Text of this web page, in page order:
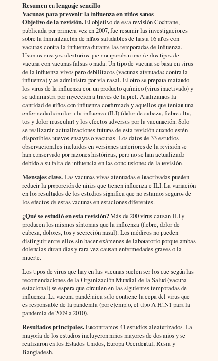
Resumen en lenguaje sencillo
Vacunas para prevenir la influenza en niños sanos
Objetivo de la revisión.El objetivo de esta revisión Cochrane,
publicada por primera vez en 2007, fue resumir las investigaciones
sobre la inmunización de niños saludables de hasta 16 años con
vacunas contra la influenza durante las temporadas de influenza.
Usamos ensayos aleatorios que comparaban uno de dos tipos de
vacuna con vacunas falsas o nada. Un tipo de vacuna se basa en virus
de la influenza vivos pero debilitados (vacunas atenuadas contra la
influenza) y se administra por vía nasal. El otro se prepara matando
los virus de la influenza con un producto químico (virus inactivado) y
se administra por inyección a través de la piel. Analizamos la
cantidad de niños con influenza confirmada y aquellos que tenían una
enfermedad similar a la influenza (ILI) (dolor de cabeza, fiebre alta,
tos y dolor muscular) y los efectos adversos por la vacunación. Solo
se realizarán actualizaciones futuras de esta revisión cuando estén
disponibles nuevos ensayos o vacunas. Los datos de 33 estudios
observacionales incluidos en versiones anteriores de la revisión se
han conservado por razones históricas, pero no se han actualizado
debido a su falta de influencia en las conclusiones de la revisión.
Mensajes clave.Las vacunas vivas atenuadas e inactivadas pueden
reducir la proporción de niños que tienen influenza e ILI. La variación
en los resultados de los estudios significa que no estamos seguros de
los efectos de estas vacunas en estaciones diferentes.
¿Qué se estudió en esta revisión?Más de 200 virus causan ILI y
producen los mismos síntomas que la influenza (fiebre, dolor de
cabeza, dolores, tos y secreción nasal). Los médicos no pueden
distinguir entre ellos sin hacer exámenes de laboratorio porque ambas
dolencias duran días y rara vez causan enfermedades graves o la
muerte.
Los tipos de virus que hay en las vacunas suelen ser los que según las
recomendaciones de la Organización Mundial de la Salud (vacuna
estacional) se espera que circulen en las siguientes temporadas de
influenza. La vacuna pandémica solo contiene la cepa del virus que
es responsable de la pandemia (por ejemplo, el tipo A H1N1 para la
pandemia de 2009 a 2010).
Resultados principales.Encontramos 41 estudios aleatorizados. La
mayoría de los estudios incluyeron niños mayores de dos años y se
realizaron en los Estados Unidos, Europa Occidental, Rusia y
Bangladesh.